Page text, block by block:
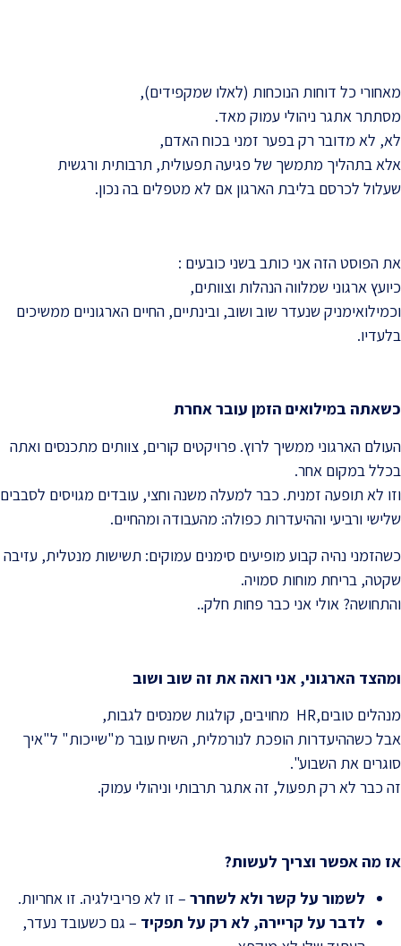
מאחורי כל דוחות הנוכחות (לאלו שמקפידים),
מסתתר אתגר ניהולי עמוק מאד.
לא, לא מדובר רק בפער זמני בכוח האדם,
אלא בתהליך מתמשך של פגיעה תפעולית, תרבותית ורגשית
שעלול לכרסם בליבת הארגון אם לא מטפלים בה נכון.
את הפוסט הזה אני כותב בשני כובעים :
כיועץ ארגוני שמלווה הנהלות וצוותים,
וכמילואימניק שנעדר שוב ושוב, ובינתיים, החיים הארגוניים ממשיכים
בלעדיו.
כשאתה במילואים הזמן עובר אחרת
העולם הארגוני ממשיך לרוץ. פרויקטים קורים, צוותים מתכנסים ואתה
בכלל במקום אחר.
וזו לא תופעה זמנית. כבר למעלה משנה וחצי, עובדים מגויסים לסבבים
שלישי ורביעי וההיעדרות כפולה: מהעבודה ומהחיים.
כשהזמני נהיה קבוע מופיעים סימנים עמוקים: תשישות מנטלית, עזיבה
שקטה, בריחת מוחות סמויה.
והתחושה? אולי אני כבר פחות חלק..
ומהצד הארגוני, אני רואה את זה שוב ושוב
מנהלים טובים,HR מחויבים, קולגות שמנסים לגבות,
אבל כשההיעדרות הופכת לנורמלית, השיח עובר מ"שייכות" ל"איך
סוגרים את השבוע".
זה כבר לא רק תפעול, זה אתגר תרבותי וניהולי עמוק.
אז מה אפשר וצריך לעשות?
לשמור על קשר ולא לשחרר – זו לא פריבילגיה. זו אחריות.
לדבר על קריירה, לא רק על תפקיד – גם כשעובד נעדר,